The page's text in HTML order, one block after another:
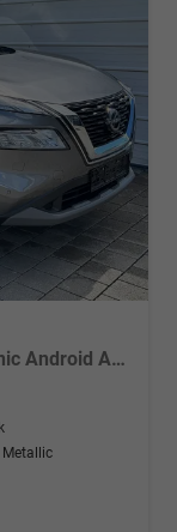
N-CONNECTA 1.5 VC-T mHEV X-Tronic Android Auto*Navi*SHZ*3Z Klimaauto*360°*ACC*E-Heck
Metallic